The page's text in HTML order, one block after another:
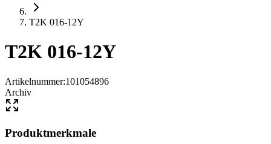
T2K 016-12Y
T2K 016-12Y
Artikelnummer:101054896
Archiv
Produktmerkmale